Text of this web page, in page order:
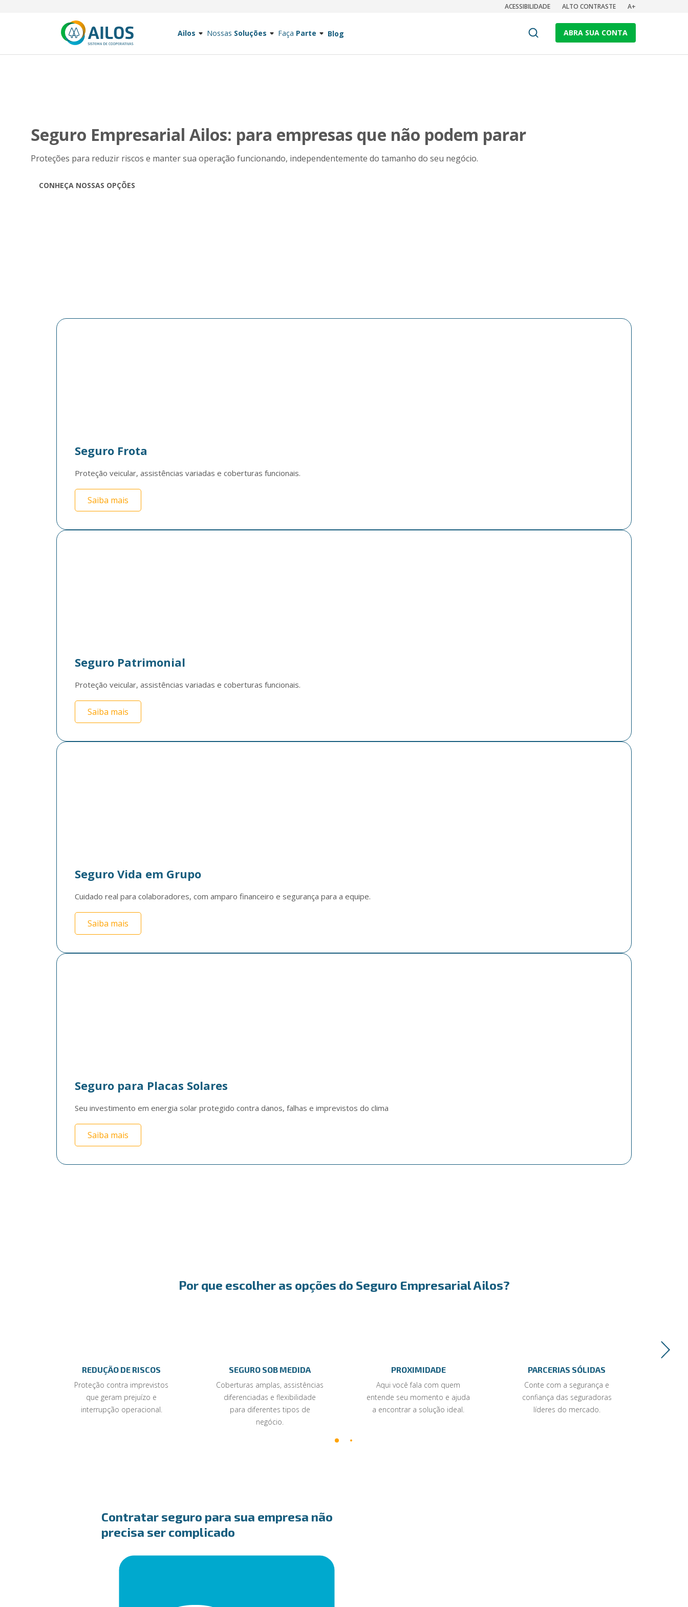
ACESSIBILIDADE ALTO CONTRASTE A+
Ailos Nossas Soluções Faça Parte Blog ABRA SUA CONTA
Seguro Empresarial Ailos: para empresas que não podem parar
Proteções para reduzir riscos e manter sua operação funcionando, independentemente do tamanho do seu negócio.
CONHEÇA NOSSAS OPÇÕES
Seguro Frota
Proteção veicular, assistências variadas e coberturas funcionais.
Saiba mais
Seguro Patrimonial
Proteção veicular, assistências variadas e coberturas funcionais.
Saiba mais
Seguro Vida em Grupo
Cuidado real para colaboradores, com amparo financeiro e segurança para a equipe.
Saiba mais
Seguro para Placas Solares
Seu investimento em energia solar protegido contra danos, falhas e imprevistos do clima
Saiba mais
Por que escolher as opções do Seguro Empresarial Ailos?
REDUÇÃO DE RISCOS
Proteção contra imprevistos
que geram prejuízo e
interrupção operacional.
SEGURO SOB MEDIDA
Coberturas amplas, assistências
diferenciadas e flexibilidade
para diferentes tipos de
negócio.
PROXIMIDADE
Aqui você fala com quem
entende seu momento e ajuda
a encontrar a solução ideal.
PARCERIAS SÓLIDAS
Conte com a segurança e
confiança das seguradoras
líderes do mercado.
Contratar seguro para sua empresa não
precisa ser complicado